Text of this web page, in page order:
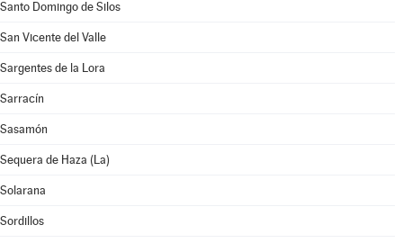
Santo Domingo de Silos
San Vicente del Valle
Sargentes de la Lora
Sarracín
Sasamón
Sequera de Haza (La)
Solarana
Sordillos